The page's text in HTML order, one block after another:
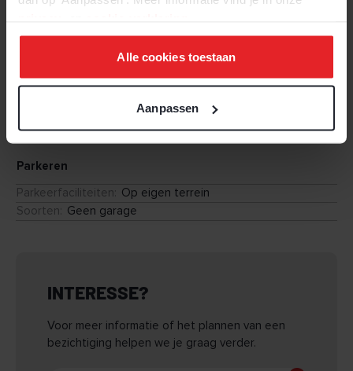
Alle cookies toestaan
Aanpassen
Achteringang: Nee
Parkeren
Parkeerfaciliteiten
Op eigen terrein
Soorten
Geen garage
INTERESSE?
Voor meer informatie of het plannen van een
bezichtiging helpen we je graag verder.